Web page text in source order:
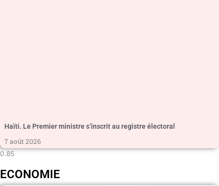
Haïti. Le Premier ministre s’inscrit au registre électoral
7 août 2026
ECONOMIE